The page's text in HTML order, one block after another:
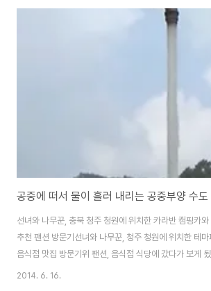
725-8425 주소 서울 종로구 체부동 37-1 이쪽 동네가
데, 체부동이라는곳도 있었군요...^^ 직접 찍어본 동영상
선녀와 나무꾼, 충북 청주 청원에 위치한 카라반 캠핑카
추천 팬션 방문기선녀와 나무꾼, 청주 청원에 위치한 테
음식점 맛집 방문기위 팬션, 음식점 식당에 갔다가 보게
지가 떠있고, 수도물이 흐르고 있더군요. 처음 본 분은 이
2014. 6. 16.